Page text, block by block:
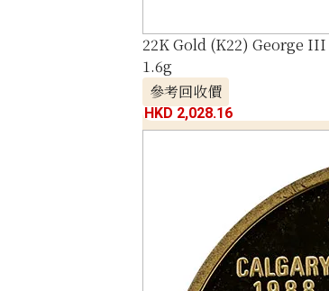
22K Gold (K22) George
1.6g
參考回收價
HKD 2,028.16